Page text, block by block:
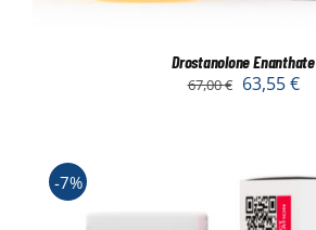
Drostanolone Enanthate
67,00€ 63,55€
-7%